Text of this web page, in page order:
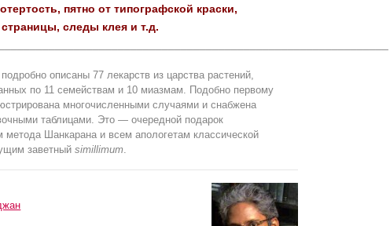
пятно от типографской краски,
следы клея и т.д.
описаны 77 лекарств из царства растений,
по 11 семействам и 10 миазмам. Подобно первому
многочисленными случаями и снабжена
таблицами. Это — очередной подарок
метода Шанкарана и всем апологетам классической
заветныйsimillimum.